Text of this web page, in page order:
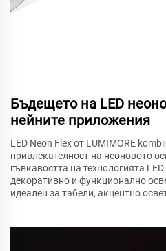
Бъдещето на LED
нейните приложения
LED Neon Flex от LUMIMORE
привлекателност на неоновото
гъвкавостта на технологията
декоративно и функционално
идеален за табели, акцентно